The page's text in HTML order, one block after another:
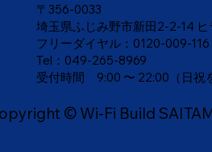
〒356-0033
埼玉県ふじみ野市新田2-2-14
フリーダイヤル：0120-009-116
Tel：049-265-8969
受付時間 9:00 〜 22:00（日祝
© Wi-Fi Build